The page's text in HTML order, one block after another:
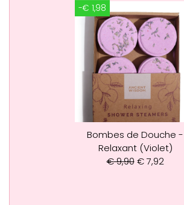
-€ 1,98
Bombes de Douche -
Relaxant (Violet)
€9,90 €7,92